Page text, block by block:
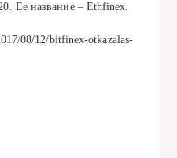
Ее название – Ethfinex.
08/12/bitfinex-otkazalas-